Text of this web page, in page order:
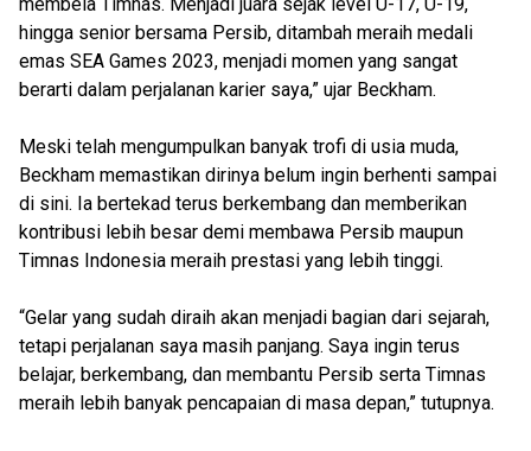
hingga senior bersama Persib, ditambah meraih medali
emas SEA Games 2023, menjadi momen yang sangat
berarti dalam perjalanan karier saya,” ujar Beckham.
Meski telah mengumpulkan banyak trofi di usia muda,
Beckham memastikan dirinya belum ingin berhenti sampai
di sini. Ia bertekad terus berkembang dan memberikan
kontribusi lebih besar demi membawa Persib maupun
Timnas Indonesia meraih prestasi yang lebih tinggi.
“Gelar yang sudah diraih akan menjadi bagian dari sejarah,
tetapi perjalanan saya masih panjang. Saya ingin terus
belajar, berkembang, dan membantu Persib serta Timnas
meraih lebih banyak pencapaian di masa depan,” tutupnya.